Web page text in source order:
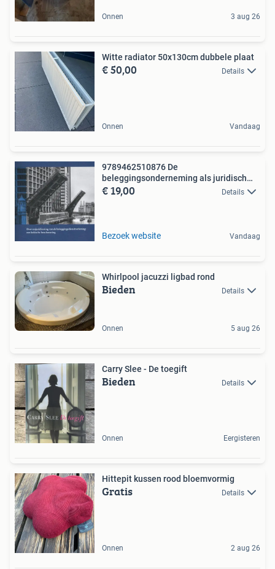
Onnen 3 aug 26
Witte radiator 50x130cm dubbele plaat
€ 50,00 Details
Onnen Vandaag
9789462510876 De
beleggingsonderneming als juridisch
onne...
€ 19,00 Details
Bezoek website Vandaag
Whirlpool jacuzzi ligbad rond
Bieden Details
Onnen 5 aug 26
Carry Slee - De toegift
Bieden Details
Onnen Eergisteren
Hittepit kussen rood bloemvormig
Gratis Details
Onnen 2 aug 26